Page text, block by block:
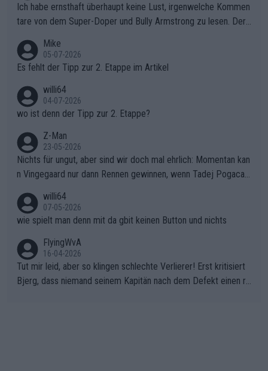
Ich habe ernsthaft überhaupt keine Lust, irgenwelche Kommen
tare von dem Super-Doper und Bully Armstrong zu lesen. Der
r die gehört nicht in dieses Medium!
Mike
05-07-2026
Es fehlt der Tipp zur 2. Etappe im Artikel
willi64
04-07-2026
wo ist denn der Tipp zur 2. Etappe?
Z-Man
23-05-2026
Nichts für ungut, aber sind wir doch mal ehrlich: Momentan kan
n Vingegaard nur dann Rennen gewinnen, wenn Tadej Pogacar
willi64
07-05-2026
wie spielt man denn mit da gbit keinen Button und nichts
FlyingWvA
16-04-2026
Tut mir leid, aber so klingen schlechte Verlierer! Erst kritisiert
Bjerg, dass niemand seinem Kapitän nach dem Defekt einen ro